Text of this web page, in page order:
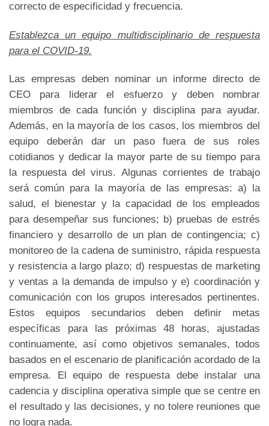
correcto de especificidad y frecuencia.
Establezca un equipo multidisciplinario de respuesta
para el COVID-19.
Las empresas deben nominar un informe directo de
CEO para liderar el esfuerzo y deben nombrar
miembros de cada función y disciplina para ayudar.
Además, en la mayoría de los casos, los miembros del
equipo deberán dar un paso fuera de sus roles
cotidianos y dedicar la mayor parte de su tiempo para
la respuesta del virus. Algunas corrientes de trabajo
será común para la mayoría de las empresas: a) la
salud, el bienestar y la capacidad de los empleados
para desempeñar sus funciones; b) pruebas de estrés
financiero y desarrollo de un plan de contingencia; c)
monitoreo de la cadena de suministro, rápida respuesta
y resistencia a largo plazo; d) respuestas de marketing
y ventas a la demanda de impulso y e) coordinación y
comunicación con los grupos interesados pertinentes.
Estos equipos secundarios deben definir metas
específicas para las próximas 48 horas, ajustadas
continuamente, así como objetivos semanales, todos
basados ​​en el escenario de planificación acordado de la
empresa. El equipo de respuesta debe instalar una
cadencia y disciplina operativa simple que se centre en
el resultado y las decisiones, y no tolere reuniones que
no logra nada.